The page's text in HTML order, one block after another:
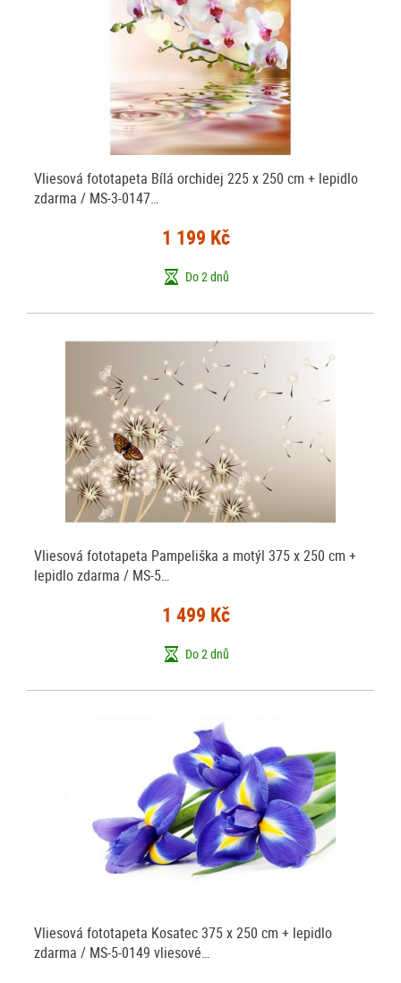
Vliesová fototapeta Bílá orchidej 225 x 250 cm + lepidlo
zdarma / MS-3-0147…
1 199 Kč
Do 2 dnů
Vliesová fototapeta Pampeliška a motýl 375 x 250 cm +
lepidlo zdarma / MS-5…
1 499 Kč
Do 2 dnů
Vliesová fototapeta Kosatec 375 x 250 cm + lepidlo
zdarma / MS-5-0149 vliesové…